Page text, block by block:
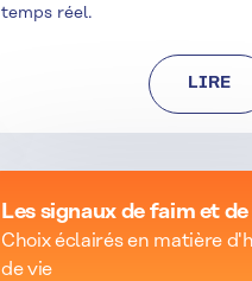
temps réel.
LIRE
Les signaux de faim et
Choix éclairés en matière
de vie